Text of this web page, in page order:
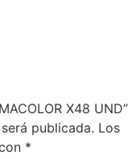
X48 UND”
publicada. Los
*